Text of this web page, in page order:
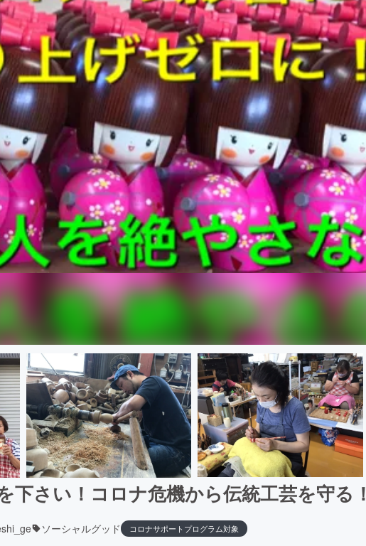
下さい！コロナ危機から伝統工芸を守る！
ソーシャルグッド コロナサポートプログラム対象